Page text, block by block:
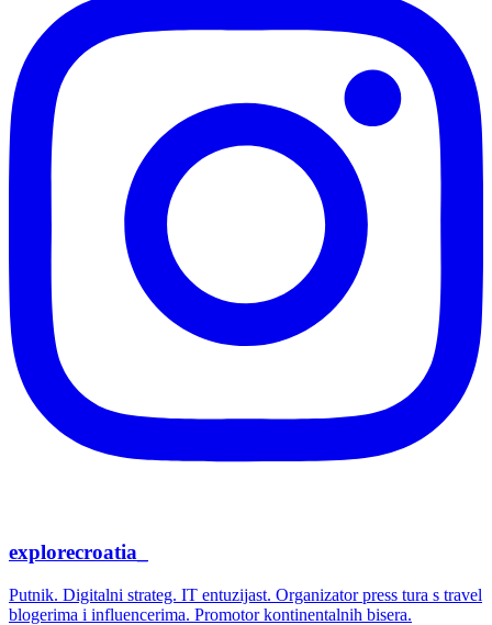
explorecroatia_
Putnik. Digitalni strateg. IT entuzijast. Organizator press tura s travel
blogerima i influencerima. Promotor kontinentalnih bisera.